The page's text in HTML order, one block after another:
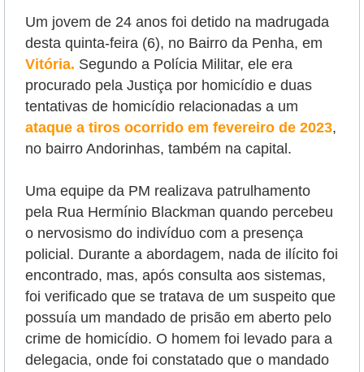
Um jovem de 24 anos foi detido na madrugada
desta quinta-feira (6), no Bairro da Penha, em
Vitória. Segundo a Polícia Militar, ele era
procurado pela Justiça por homicídio e duas
tentativas de homicídio relacionadas a um
ataque a tiros ocorrido em fevereiro de 2023,
no bairro Andorinhas, também na capital.
Uma equipe da PM realizava patrulhamento
pela Rua Hermínio Blackman quando percebeu
o nervosismo do indivíduo com a presença
policial. Durante a abordagem, nada de ilícito foi
encontrado, mas, após consulta aos sistemas,
foi verificado que se tratava de um suspeito que
possuía um mandado de prisão em aberto pelo
crime de homicídio. O homem foi levado para a
delegacia, onde foi constatado que o mandado